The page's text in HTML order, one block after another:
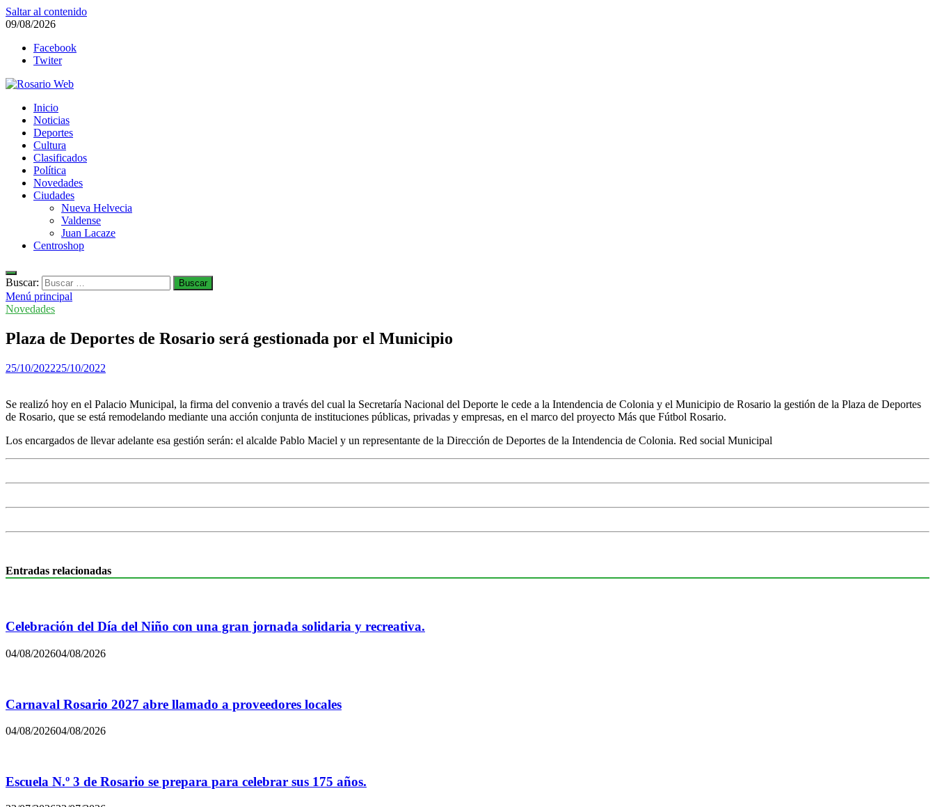
Saltar al contenido
09/08/2026
Facebook
Twiter
Rosario Web
Todas la noticias de Rosario y la zona
Inicio
Noticias
Deportes
Cultura
Clasificados
Política
Novedades
Ciudades
Nueva Helvecia
Valdense
Juan Lacaze
Centroshop
Buscar:
Menú principal
Novedades
Plaza de Deportes de Rosario será gestionada por el Municipio
25/10/202225/10/2022
Se realizó hoy en el Palacio Municipal, la firma del convenio a través del cual la Secretaría Nacional del Deporte le cede a la Intendencia de Colonia y el Municipio de Rosario la gestión de la Plaza de Deportes
de Rosario, que se está remodelando mediante una acción conjunta de instituciones públicas, privadas y empresas, en el marco del proyecto Más que Fútbol Rosario.
Los encargados de llevar adelante esa gestión serán: el alcalde Pablo Maciel y un representante de la Dirección de Deportes de la Intendencia de Colonia. Red social Municipal
Entradas relacionadas
Celebración del Día del Niño con una gran jornada solidaria y recreativa.
04/08/202604/08/2026
Carnaval Rosario 2027 abre llamado a proveedores locales
04/08/202604/08/2026
Escuela N.º 3 de Rosario se prepara para celebrar sus 175 años.